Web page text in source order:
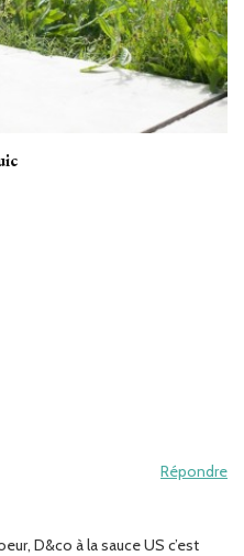
Répondre
D&co à la sauce US c’est